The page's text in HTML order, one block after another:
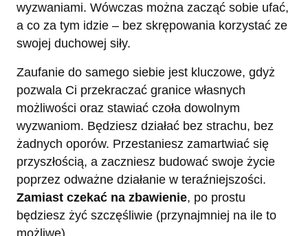
wyzwaniami. Wówczas można zacząć sobie ufać,
a co za tym idzie – bez skrępowania korzystać ze
swojej duchowej siły.
Zaufanie do samego siebie jest kluczowe, gdyż
pozwala Ci przekraczać granice własnych
możliwości oraz stawiać czoła dowolnym
wyzwaniom. Będziesz działać bez strachu, bez
żadnych oporów. Przestaniesz zamartwiać się
przyszłością, a zaczniesz budować swoje życie
poprzez odważne działanie w teraźniejszości.
Zamiast czekać na zbawienie, po prostu
będziesz żyć szczęśliwie (przynajmniej na ile to